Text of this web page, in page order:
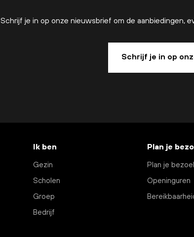
Schrijf je in op onze nieuwsbrief om de aanbiedingen,
Schrijf je in op
Ik ben
Gezin
Scholen
Groep
Bedrijf
Plan je
Plan je
Openinguren